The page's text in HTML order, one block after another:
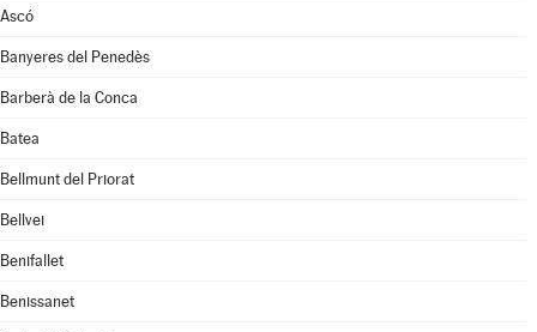
Ascó
Banyeres del Penedès
Barberà de la Conca
Batea
Bellmunt del Priorat
Bellvei
Benifallet
Benissanet